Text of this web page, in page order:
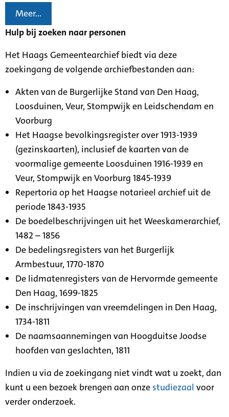
Meer...
Hulp bij zoeken naar personen
Het Haags Gemeentearchief biedt via deze
zoekingang de volgende archiefbestanden aan:
Akten van de Burgerlijke Stand van Den Haag,
Loosduinen, Veur, Stompwijk en Leidschendam en
Voorburg
Het Haagse bevolkingsregister over 1913-1939
(gezinskaarten), inclusief de kaarten van de
voormalige gemeente Loosduinen 1916-1939 en
Veur, Stompwijk en Voorburg 1845-1939
Repertoria op het Haagse notarieel archief uit de
periode 1843-1935
De boedelbeschrijvingen uit het Weeskamerarchief,
1482 – 1856
De bedelingsregisters van het Burgerlijk
Armbestuur, 1770-1870
De lidmatenregisters van de Hervormde gemeente
Den Haag, 1699-1825
De inschrijvingen van vreemdelingen in Den Haag,
1734-1811
De naamsaannemingen van Hoogduitse Joodse
hoofden van geslachten, 1811
Indien u via de zoekingang niet vindt wat u zoekt, dan
kunt u een bezoek brengen aan onze studiezaal voor
verder onderzoek.